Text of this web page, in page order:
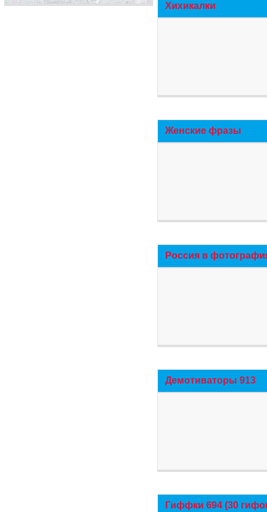
Хихикалки
Женские фразы
Россия в
Демотиваторы 913
Гиффки 694 (30